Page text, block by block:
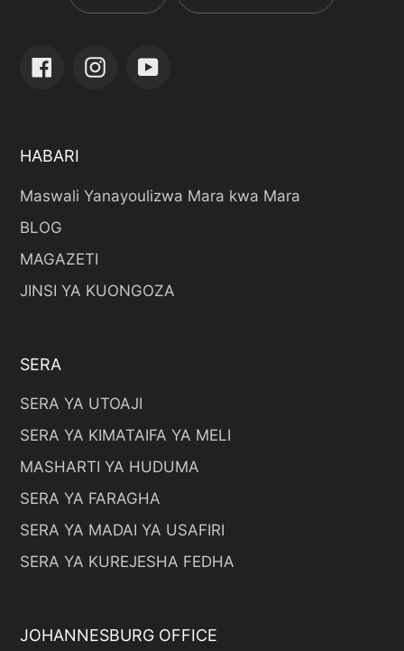
FacebookInstagramYouTube
HABARI
Maswali Yanayoulizwa Mara kwa Mara
BLOG
MAGAZETI
JINSI YA KUONGOZA
SERA
SERA YA UTOAJI
SERA YA KIMATAIFA YA MELI
MASHARTI YA HUDUMA
SERA YA FARAGHA
SERA YA MADAI YA USAFIRI
SERA YA KUREJESHA FEDHA
JOHANNESBURG OFFICE